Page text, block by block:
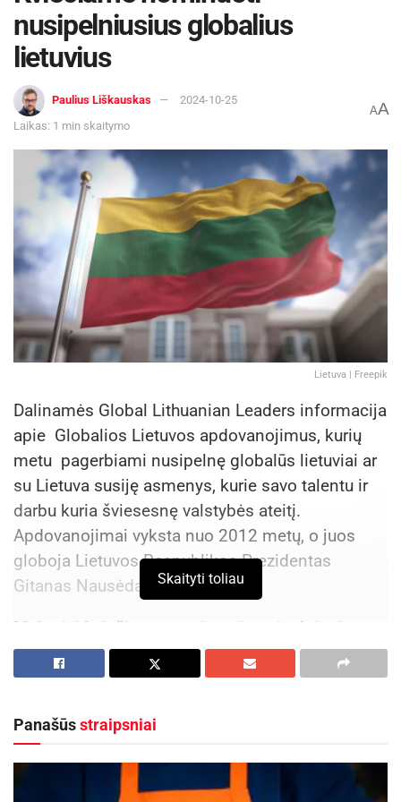
nusipelniusius globalius
lietuvius
Paulius Liškauskas
2024-10-25
Laikas: 1 min skaitymo
AA
Lietuva | Freepik
Dalinamės Global Lithuanian Leaders informacija
apie Globalios Lietuvos apdovanojimus, kurių
metu pagerbiami nusipelnę globalūs lietuviai ar
su Lietuva susiję asmenys, kurie savo talentu ir
darbu kuria šviesesnę valstybės ateitį.
Apdovanojimai vyksta nuo 2012 metų, o juos
globoja Lietuvos Respublikos Prezidentas
Gitanas Nausėda.
Maloniai kviečiame nominuoti nusipelniusius
globalius lietuvius iki spalio 31
dienos:https://gllawards.lt/lt/nominaciju-forma
Aktualios naujienos
Kviečiama dalyvauti visoje Lietuvoje
vykstančiame konkurse „Tvari Lietuva“
Skaityti toliau
Panašūsstraipsniai